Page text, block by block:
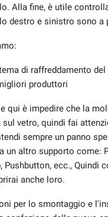
Alla fine, è utile
destro e sinistro sono a
di raffreddamento
produttori
qui è impedire che la
vetro, quindi fai
sempre un panno
un altro supporto come:
Pushbutton, ecc., Quindi
anche loro.
per lo smontaggio e